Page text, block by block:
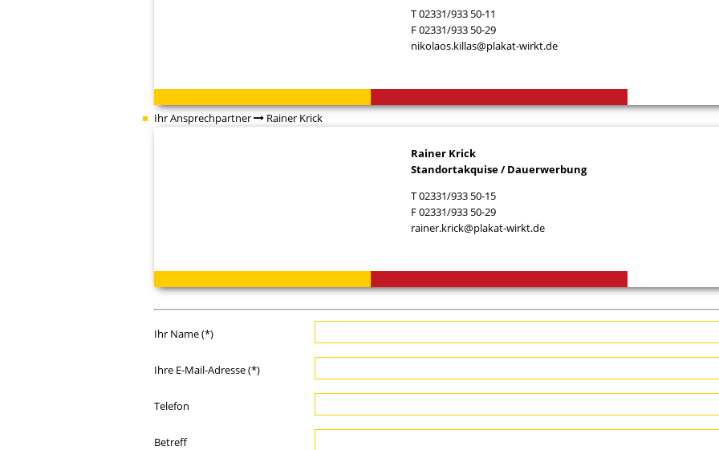
T 02331/933 50-11
F 02331/933 50-29
nikolaos.killas@plakat-wirkt.de
Ihr Ansprechpartner Rainer Krick
Rainer Krick
Standortakquise / Dauerwerbung
T 02331/933 50-15
F 02331/933 50-29
rainer.krick@plakat-wirkt.de
Ihr Name (*)
Ihre E-Mail-Adresse (*)
Telefon
Betreff